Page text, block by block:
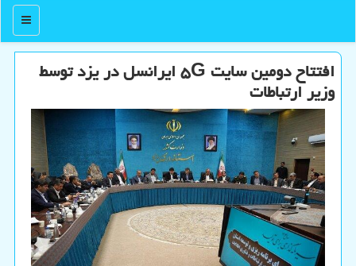
منو
افتتاح دومین سایت ۵G ایرانسل در یزد توسط
وزیر ارتباطات